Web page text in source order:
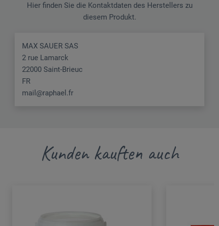
Hier finden Sie die Kontaktdaten des Herstellers zu
diesem Produkt.
MAX SAUER SAS
2 rue Lamarck
22000 Saint-Brieuc
FR
mail@raphael.fr
Kunden kauften auch